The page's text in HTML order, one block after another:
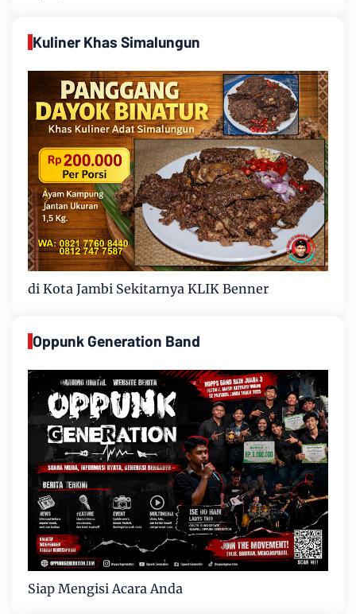
Kuliner Khas Simalungun
di Kota Jambi Sekitarnya KLIK Benner
Oppunk Generation Band
Siap Mengisi Acara Anda